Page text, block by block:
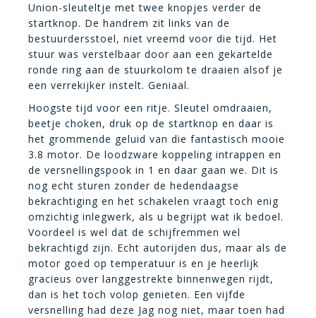
Union-sleuteltje met twee knopjes verder de
startknop. De handrem zit links van de
bestuurdersstoel, niet vreemd voor die tijd. Het
stuur was verstelbaar door aan een gekartelde
ronde ring aan de stuurkolom te draaien alsof je
een verrekijker instelt. Geniaal.
Hoogste tijd voor een ritje. Sleutel omdraaien,
beetje choken, druk op de startknop en daar is
het grommende geluid van die fantastisch mooie
3.8 motor. De loodzware koppeling intrappen en
de versnellingspook in 1 en daar gaan we. Dit is
nog echt sturen zonder de hedendaagse
bekrachtiging en het schakelen vraagt toch enig
omzichtig inlegwerk, als u begrijpt wat ik bedoel.
Voordeel is wel dat de schijfremmen wel
bekrachtigd zijn. Echt autorijden dus, maar als de
motor goed op temperatuur is en je heerlijk
gracieus over langgestrekte binnenwegen rijdt,
dan is het toch volop genieten. Een vijfde
versnelling had deze Jag nog niet, maar toen had